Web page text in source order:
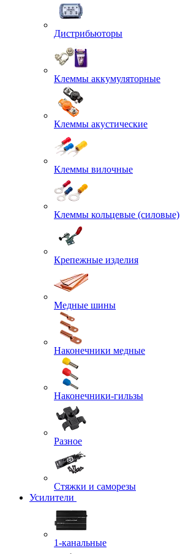
Дистрибьюторы
Клеммы аккумуляторные
Клеммы акустические
Клеммы вилочные
Клеммы кольцевые (силовые)
Крепежные изделия
Медные шины
Наконечники медные
Наконечники-гильзы
Разное
Стяжки и саморезы
Усилители
1-канальные